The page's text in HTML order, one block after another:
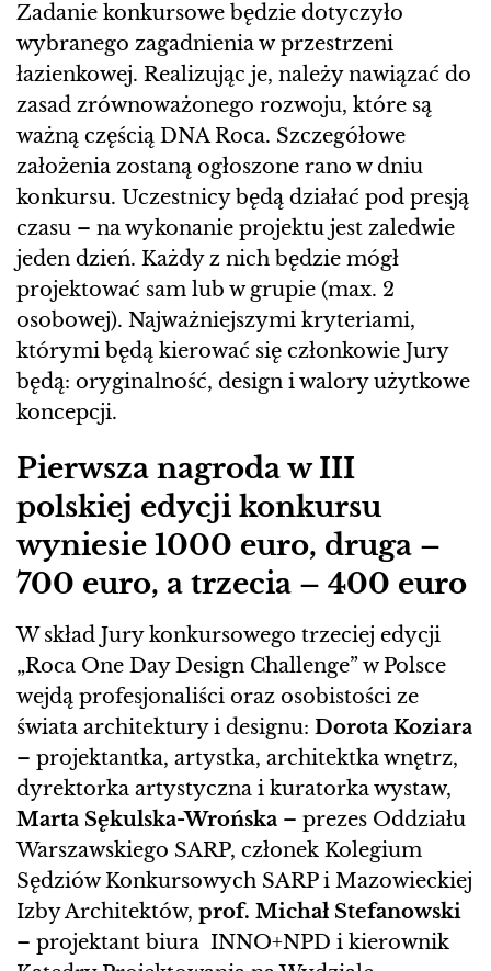
Zadanie konkursowe będzie dotyczyło
wybranego zagadnienia w przestrzeni
łazienkowej. Realizując je, należy nawiązać do
zasad zrównoważonego rozwoju, które są
ważną częścią DNA Roca. Szczegółowe
założenia zostaną ogłoszone rano w dniu
konkursu. Uczestnicy będą działać pod presją
czasu – na wykonanie projektu jest zaledwie
jeden dzień. Każdy z nich będzie mógł
projektować sam lub w grupie (max. 2
osobowej). Najważniejszymi kryteriami,
którymi będą kierować się członkowie Jury
będą: oryginalność, design i walory użytkowe
koncepcji.
Pierwsza nagroda w III
polskiej edycji konkursu
wyniesie 1000 euro, druga –
700 euro, a trzecia – 400 euro
W skład Jury konkursowego trzeciej edycji
„Roca One Day Design Challenge” w Polsce
wejdą profesjonaliści oraz osobistości ze
świata architektury i designu: Dorota Koziara
– projektantka, artystka, architektka wnętrz,
dyrektorka artystyczna i kuratorka wystaw,
Marta Sękulska-Wrońska – prezes Oddziału
Warszawskiego SARP, członek Kolegium
Sędziów Konkursowych SARP i Mazowieckiej
Izby Architektów, prof. Michał Stefanowski
– projektant biura INNO+NPD i kierownik